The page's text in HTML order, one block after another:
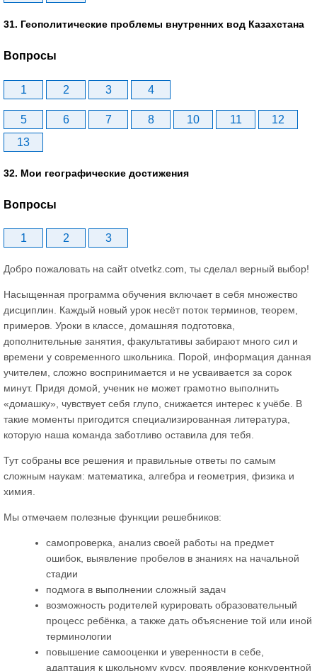
31. Геополитические проблемы внутренних вод Казахстана
Вопросы
1 2 3 4
5 6 7 8 10 11
12
13
32. Мои географические достижения
Вопросы
1 2 3
Добро пожаловать на сайт otvetkz.com, ты сделал верный выбор!
Насыщенная программа обучения включает в себя множество
дисциплин. Каждый новый урок несёт поток терминов, теорем,
примеров. Уроки в классе, домашняя подготовка,
дополнительные занятия, факультативы забирают много сил и
времени у современного школьника. Порой, информация данная
учителем, сложно воспринимается и не усваивается за сорок
минут. Придя домой, ученик не может грамотно выполнить
«домашку», чувствует себя глупо, снижается интерес к учёбе. В
такие моменты пригодится специализированная литература,
которую наша команда заботливо оставила для тебя.
Тут собраны все решения и правильные ответы по самым
сложным наукам: математика, алгебра и геометрия, физика и
химия.
Мы отмечаем полезные функции решебников:
самопроверка, анализ своей работы на предмет
ошибок, выявление пробелов в знаниях на начальной
стадии
подмога в выполнении сложный задач
возможность родителей курировать образовательный
процесс ребёнка, а также дать объяснение той или иной
терминологии
повышение самооценки и уверенности в себе,
адаптация к школьному курсу, проявление конкурентной